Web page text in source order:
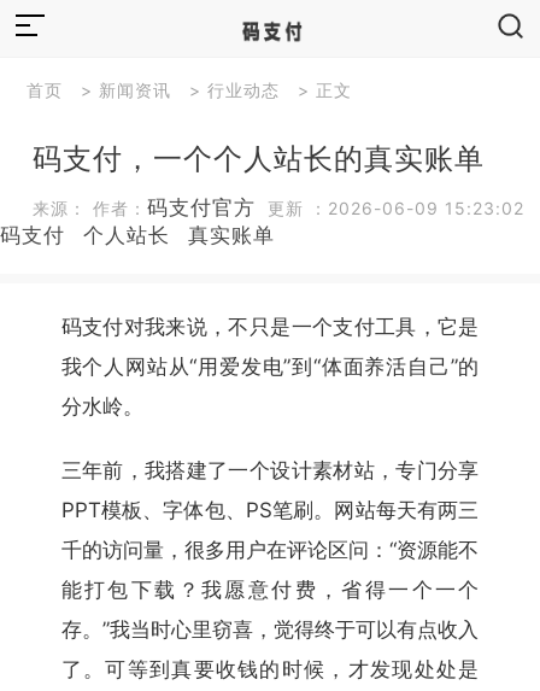
首页 > 新闻资讯 > 行业动态 > 正文
码支付，一个个人站长的真实账单
来源： 作者： 码支付官方 更新 ：2026-06-09 15:23:02
码支付 个人站长 真实账单
码支付对我来说，不只是一个支付工具，它是
我个人网站从“用爱发电”到“体面养活自己”的
分水岭。
三年前，我搭建了一个设计素材站，专门分享
PPT模板、字体包、PS笔刷。网站每天有两三
千的访问量，很多用户在评论区问：“资源能不
能打包下载？我愿意付费，省得一个一个
存。”我当时心里窃喜，觉得终于可以有点收入
了。可等到真要收钱的时候，才发现处处是